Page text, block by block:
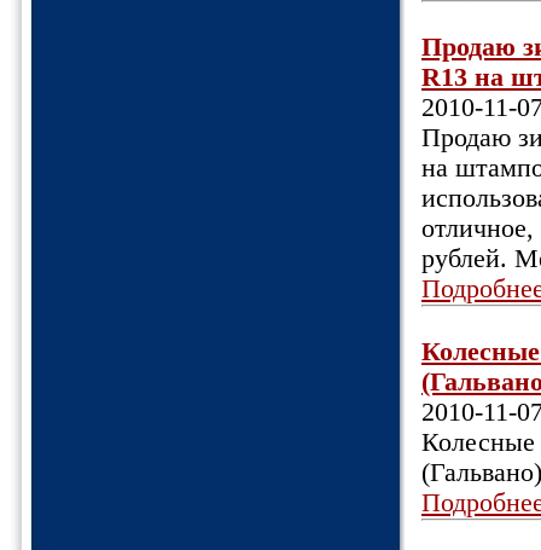
Продаю
R13 на
2010-11-
Продаю
на
рублей.
2010-11-
Колесные
(Гальвано)